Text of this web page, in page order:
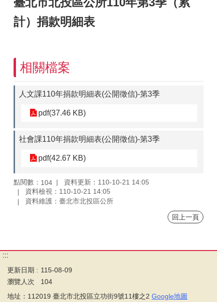
計）捐款明細表
相關檔案
人文課110年捐款明細表(公開徵信)-第3季
pdf(37.46 KB)
社會課110年捐款明細表(公開徵信)-第3季
pdf(42.67 KB)
點閱數： 104
資料更新：110-10-21 14:05
資料檢視：110-10-21 14:05
資料維護：臺北市北投區公所
回上一頁
:::
更新日期
115-08-09
瀏覽人次
104
地址：112019 臺北市北投區立功街9號11樓之2 Google地圖